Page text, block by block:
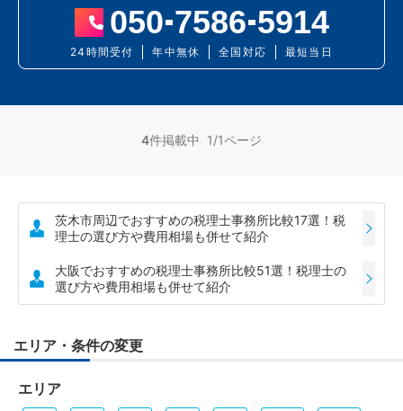
050 7586 5914
24時間受付 年中無休 全国対応 最短当日
4件掲載中 1/1ページ
茨木市周辺でおすすめの税理士事務所比較17選！税
理士の選び方や費用相場も併せて紹介
大阪でおすすめの税理士事務所比較51選！税理士の
選び方や費用相場も併せて紹介
エリア・条件の変更
エリア